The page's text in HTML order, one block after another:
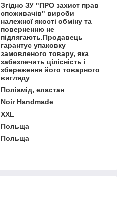
Згідно ЗУ "ПРО захист прав
споживачів" вироби
належної якості обміну та
поверненню не
підлягають.Продавець
гарантує упаковку
замовленого товару, яка
забезпечить цілісність і
збереження його товарного
вигляду
Поліамід, еластан
Noir Handmade
XXL
Польща
Польща